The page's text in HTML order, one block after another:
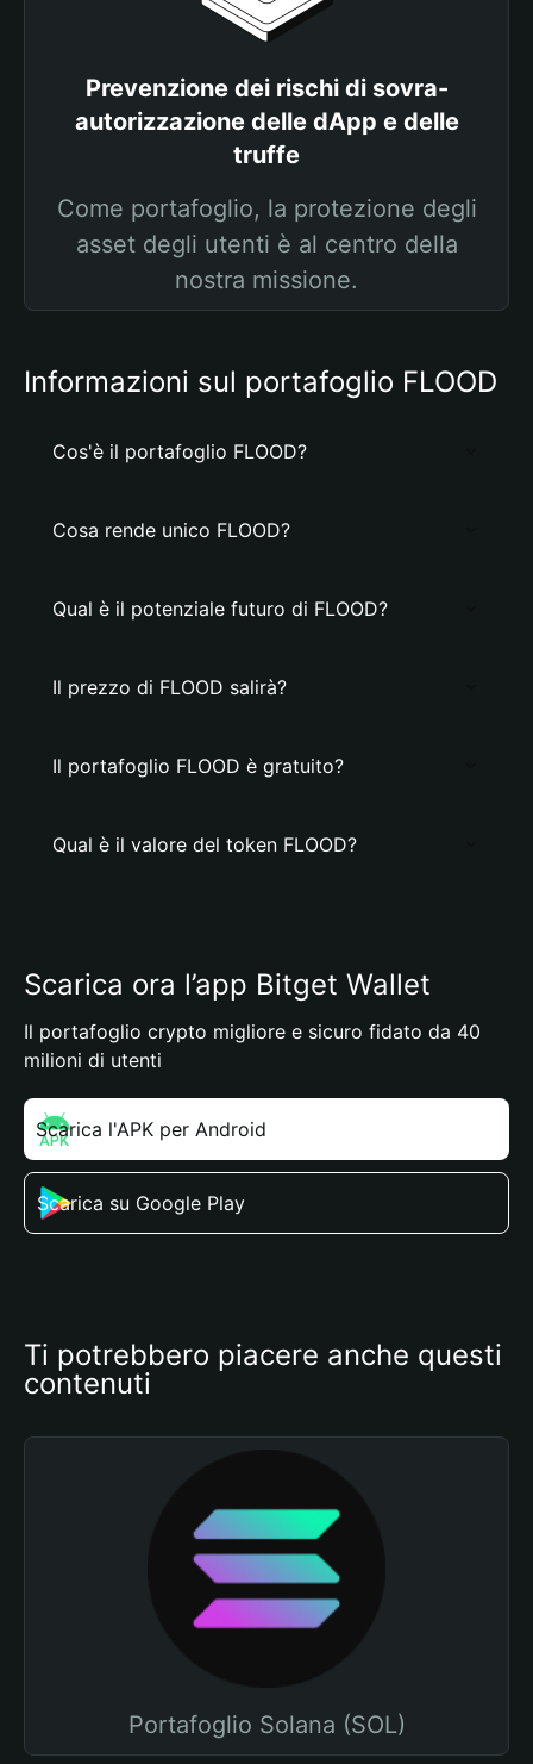
Prevenzione dei rischi di sovra-
autorizzazione delle dApp e delle
truffe
Come portafoglio, la protezione degli
asset degli utenti è al centro della
nostra missione.
Informazioni sul portafoglio FLOOD
Cos'è il portafoglio FLOOD?
Cosa rende unico FLOOD?
Qual è il potenziale futuro di FLOOD?
Il prezzo di FLOOD salirà?
Il portafoglio FLOOD è gratuito?
Qual è il valore del token FLOOD?
Scarica ora l’app Bitget Wallet
Il portafoglio crypto migliore e sicuro fidato da 40
milioni di utenti
Scarica l'APK per Android
Scarica su Google Play
Ti potrebbero piacere anche questi
contenuti
Portafoglio Solana (SOL)